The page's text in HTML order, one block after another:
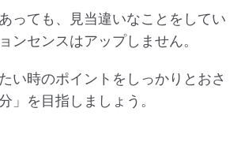
っても、見当違いなことをしてい
ンセンスはアップしません。
い時のポイントをしっかりとおさ
」を目指しましょう。